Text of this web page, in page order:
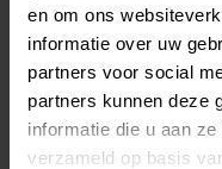
en om ons
informatie over uw
partners voor social
partners kunnen deze
informatie die u aan
verzameld op basis
Bekijk
Direct